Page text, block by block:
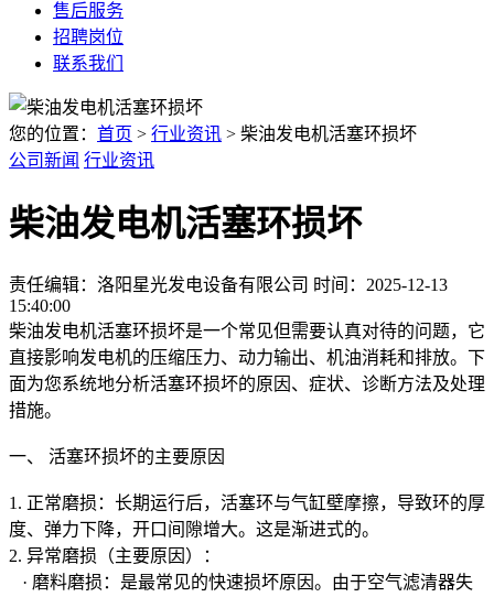
售后服务
招聘岗位
联系我们
您的位置： 首页 > 行业资讯 > 柴油发电机活塞环损坏
公司新闻 行业资讯
柴油发电机活塞环损坏
责任编辑：洛阳星光发电设备有限公司 时间：2025-12-13
15:40:00
柴油发电机活塞环损坏是一个常见但需要认真对待的问题，它
直接影响发电机的压缩压力、动力输出、机油消耗和排放。下
面为您系统地分析活塞环损坏的原因、症状、诊断方法及处理
措施。
一、 活塞环损坏的主要原因
1. 正常磨损：长期运行后，活塞环与气缸壁摩擦，导致环的厚
度、弹力下降，开口间隙增大。这是渐进式的。
2. 异常磨损（主要原因）：
· 磨料磨损：是最常见的快速损坏原因。由于空气滤清器失